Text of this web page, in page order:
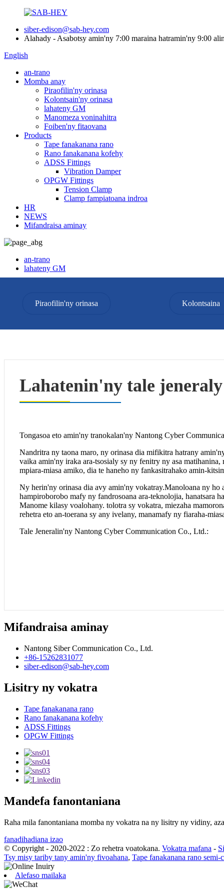
siber-edison@sab-hey.com
Alahady - Asabotsy amin'ny 7:00 maraina hatramin'ny 9:00
English
an-trano
Momba anay
Piraofilin'ny orinasa
Kolontsain'ny orinasa
lahateny GM
Manomeza voninahitra
Foiben'ny fitaovana
Products
Tape fanakanana rano
Rano fanakanana kofehy
ADSS Fittings
Vibration Damper
OPGW Fittings
Tension Clamp
Clamp fampiatoana indroa
HR
NEWS
Mifandraisa aminay
an-trano
lahateny GM
Piraofilin'ny orinasa Kolontsaina
Lahatenin'ny tale jeneraly
Tongasoa eto amin'ny tranokalan'ny Nantong Cyber
Nandritra ny taona maro, ny orinasa dia mifikitra hatrany
vaika amin'ny iraka ara-tsosialy sy ny fenitry ny asa
mpiara-miasa amiko, dia te haneho ny fankasitrahako amin-
Ny herin'ny orinasa dia avy amin'ny vokatray.Manoloana ny ho
hampiroborobo mafy ny fandrosoana ara-teknolojia, hanatsara
Manome kilasy voalohany. tolotra sy vokatra, miezaha
rehetra eto an-toerana sy any ivelany, manamafy ny fiaraha-
Tale Jeneralin'ny Nantong Cyber ​​Communication Co., Ltd.:
Mifandraisa aminay
Nantong Siber Communication Co., Ltd.
+86-15262831077
siber-edison@sab-hey.com
Lisitry ny vokatra
Tape fanakanana rano
Rano fanakanana kofehy
ADSS Fittings
OPGW Fittings
Mandefa fanontaniana
Raha mila fanontaniana momba ny vokatra na ny lisitry ny vidiny,
fanadihadiana izao
© Copyright - 2020-2022 : Zo rehetra voatokana. Vokatra mafana -
Tsy misy tariby tany amin'ny fivoahana, Tape fanakanana rano semi-
Alefaso mailaka